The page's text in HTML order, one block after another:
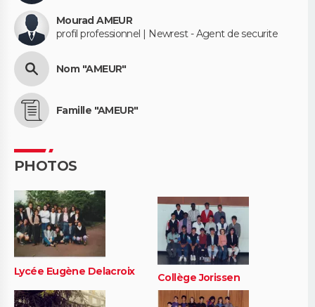
Mourad AMEUR
profil professionnel | Newrest - Agent de securite
Nom "AMEUR"
Famille "AMEUR"
PHOTOS
Lycée Eugène Delacroix Collège Jorissen